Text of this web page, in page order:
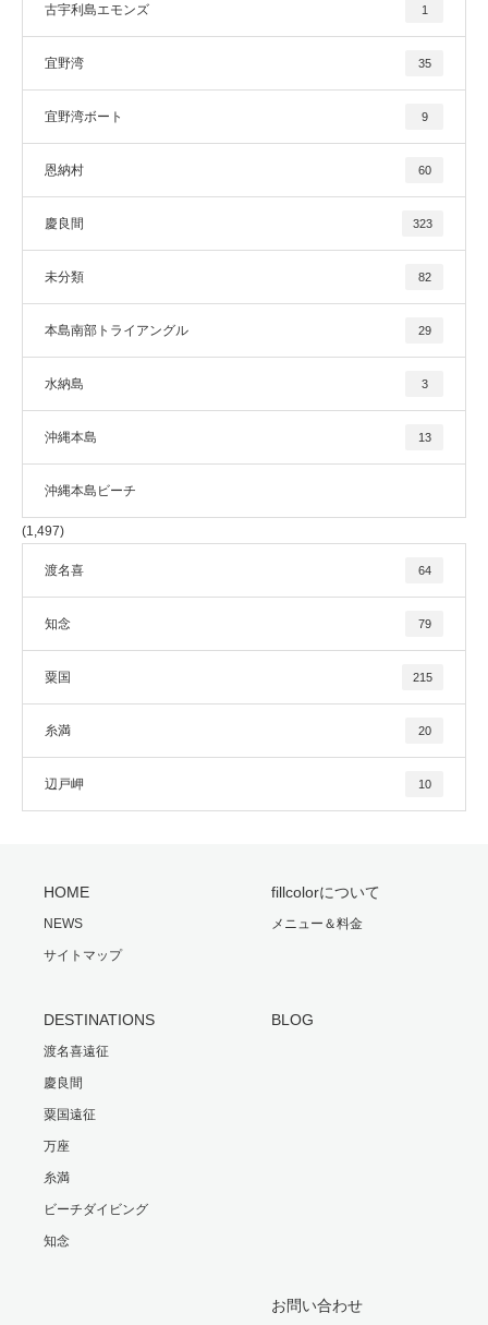
古宇利島エモンズ 1
宜野湾 35
宜野湾ボート 9
恩納村 60
慶良間 323
未分類 82
本島南部トライアングル 29
水納島 3
沖縄本島 13
沖縄本島ビーチ
(1,497)
渡名喜 64
知念 79
粟国 215
糸満 20
辺戸岬 10
HOME
NEWS
サイトマップ
fillcolorについて
メニュー＆料金
DESTINATIONS
渡名喜遠征
慶良間
粟国遠征
万座
糸満
ビーチダイビング
知念
BLOG
お問い合わせ